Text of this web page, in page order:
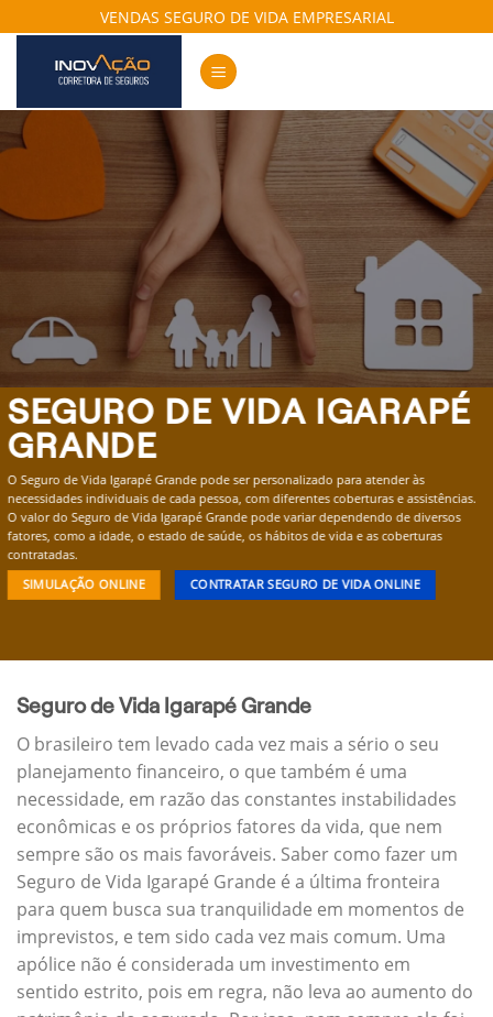
to
content
VENDAS SEGURO DE VIDA EMPRESARIAL
SEGURO DE VIDA IGARAPÉ
GRANDE
O Seguro de Vida Igarapé Grande pode ser personalizado para atender às
necessidades individuais de cada pessoa, com diferentes coberturas e assistências.
O valor do Seguro de Vida Igarapé Grande pode variar dependendo de diversos
fatores, como a idade, o estado de saúde, os hábitos de vida e as coberturas
contratadas.
SIMULAÇÃO ONLINE CONTRATAR SEGURO DE VIDA ONLINE
Seguro de Vida Igarapé Grande
O brasileiro tem levado cada vez mais a sério o seu
planejamento financeiro, o que também é uma
necessidade, em razão das constantes instabilidades
econômicas e os próprios fatores da vida, que nem
sempre são os mais favoráveis. Saber como fazer um
Seguro de Vida Igarapé Grande é a última fronteira
para quem busca sua tranquilidade em momentos de
imprevistos, e tem sido cada vez mais comum. Uma
apólice não é considerada um investimento em
sentido estrito, pois em regra, não leva ao aumento do